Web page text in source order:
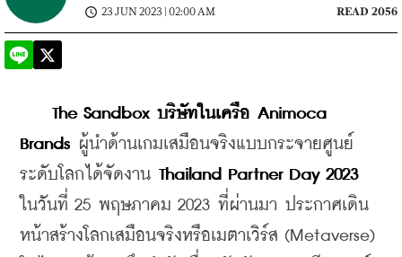
23 JUN 2023 | 02:00 AM
READ 2056
The Sandbox บริษัทในเครือ Animoca
Brands ผู้นำด้านเกมเสมือนจริงแบบกระจายศูนย์
ระดับโลกได้จัดงาน Thailand Partner Day 2023
ในวันที่ 25 พฤษภาคม 2023 ที่ผ่านมา ประกาศเดิน
หน้าสร้างโลกเสมือนจริงหรือเมตาเวิร์ส (Metaverse)